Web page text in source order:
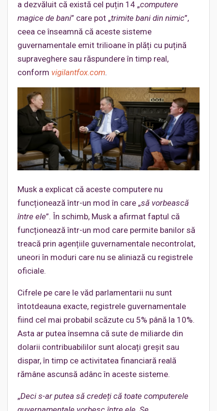
a dezvăluit că există cel puțin 14 „computere
magice de bani” care pot „trimite bani din nimic”,
ceea ce înseamnă că aceste sisteme
guvernamentale emit trilioane în plăți cu puțină
supraveghere sau răspundere în timp real,
conform vigilantfox.com.
Musk a explicat că aceste computere nu
funcționează într-un mod în care „să vorbească
între ele”. În schimb, Musk a afirmat faptul că
funcționează într-un mod care permite banilor să
treacă prin agențiile guvernamentale necontrolat,
uneori în moduri care nu se aliniază cu registrele
oficiale.
Cifrele pe care le văd parlamentarii nu sunt
întotdeauna exacte, registrele guvernamentale
fiind cel mai probabil scăzute cu 5% până la 10%.
Asta ar putea însemna că sute de miliarde din
dolarii contribuabililor sunt alocați greșit sau
dispar, în timp ce activitatea financiară reală
rămâne ascunsă adânc în aceste sisteme.
„Deci s-ar putea să credeți că toate computerele